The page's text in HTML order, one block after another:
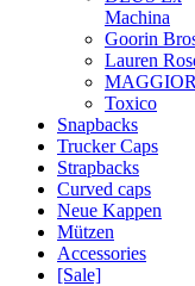
Machina
Goorin
Lauren
Toxico
Snapbacks
Trucker Caps
Strapbacks
Curved caps
Neue Kappen
Mützen
Accessories
[Sale]